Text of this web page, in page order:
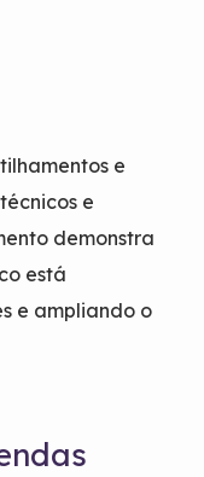
e
e
demonstra
está
e ampliando o